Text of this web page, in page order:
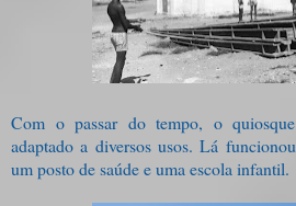
Com o passar do tempo, o
adaptado a diversos usos. Lá funcionou
um posto de saúde e uma escola infantil.